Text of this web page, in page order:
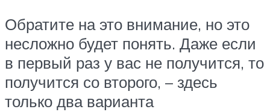
Обратите на это внимание, но это
несложно будет понять. Даже если
в первый раз у вас не получится, то
получится со второго, – здесь
только два варианта